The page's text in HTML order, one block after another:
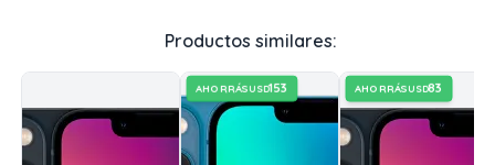
Productos similares:
AHORRÁSUSD153 AHORRÁSUSD83